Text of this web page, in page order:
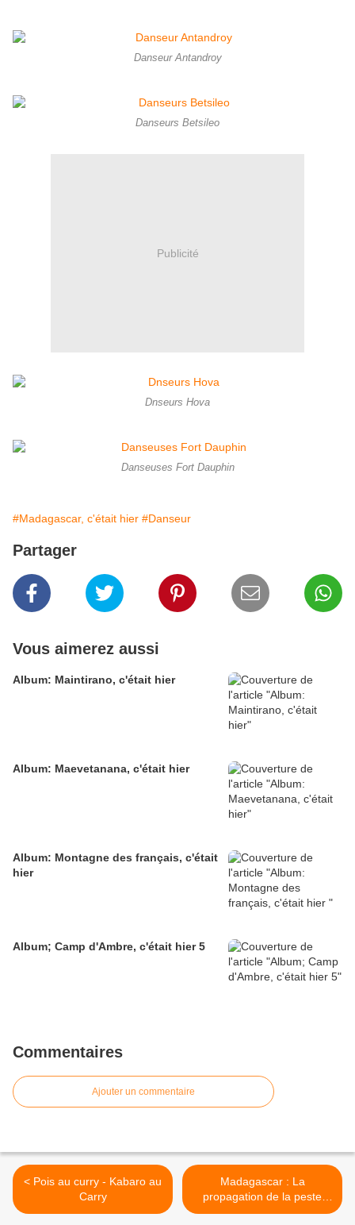
Danseur Antandroy
Danseurs Betsileo
Publicité
Dnseurs Hova
Danseuses Fort Dauphin
#Madagascar, c'était hier #Danseur
Partager
Vous aimerez aussi
Album: Maintirano, c'était hier
Album: Maevetanana, c'était hier
Album: Montagne des français, c'était
hier
Album; Camp d'Ambre, c'était hier 5
Commentaires
Ajouter un commentaire
< Pois au curry - Kabaro au
Carry
Madagascar : La
propagation de la peste
inquiète l'OMS >